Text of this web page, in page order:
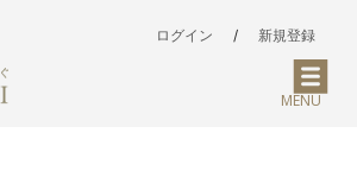
ログイン / 新規登録
MENU